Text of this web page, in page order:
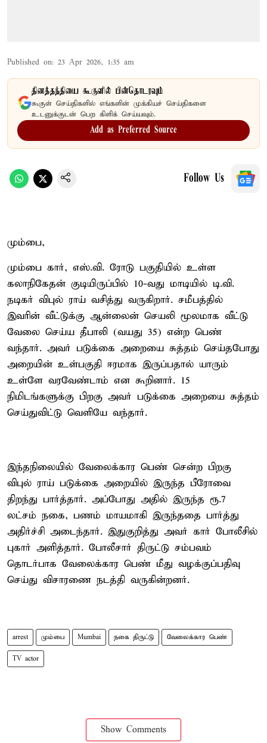
Published on: 23 Apr 2026, 1:35 am
தினத்தந்தியை கூகுளில் பின்தொடரவும்
கூகுள் செய்திகளில் எங்களின் முக்கியச் செய்திகளை
உடனுக்குடன் பெற கிளிக் செய்யவும்.
Add as Preferred Source
Follow Us
மும்பை,
மும்பை கார், எஸ்.வி. ரோடு பகுதியில் உள்ள
கலாநிகேதன் குடியிருப்பில் 10-வது மாடியில் டி.வி.
நடிகர் விபுல் ராய் வசித்து வருகிறார். சமீபத்தில்
இவரின் வீட்டுக்கு ஆன்லைன் செயலி மூலமாக வீட்டு
வேலை செய்ய தீபாலி (வயது 35) என்ற பெண்
வந்தார். அவர் படுக்கை அறையை சுத்தம் செய்தபோது
அறையின் உள்பகுதி ஈரமாக இருப்பதால் யாரும்
உள்ளே வரவேண்டாம் என கூறினார். 15
நிமிடங்களுக்கு பிறகு அவர் படுக்கை அறையை சுத்தம்
செய்துவிட்டு வெளியே வந்தார்.
இந்தநிலையில் வேலைக்கார பெண் சென்ற பிறகு
விபுல் ராய் படுக்கை அறையில் இருந்த பீரோவை
திறந்து பார்த்தார். அப்போது அதில் இருந்த ரூ.7
லட்சம் நகை, பணம் மாயமாகி இருந்ததை பார்த்து
அதிர்ச்சி அடைந்தார். இதுகுறித்து அவர் கார் போலீசில்
புகார் அளித்தார். போலீசார் திருட்டு சம்பவம்
தொடர்பாக வேலைக்கார பெண் மீது வழக்குப்பதிவு
செய்து விசாரணை நடத்தி வருகின்றனர்.
arrest மும்பை Mumbai நகை திருட்டு வேலைக்கார பெண்
TV actor
Show Comments